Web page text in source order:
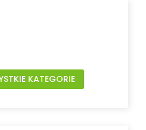
KATEGORIE